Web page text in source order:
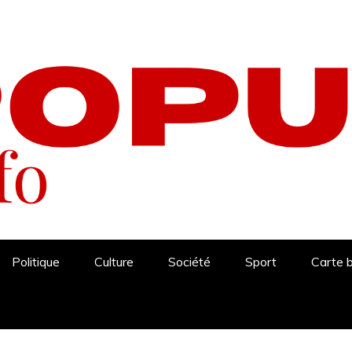
Politique Culture Société Sport Carte